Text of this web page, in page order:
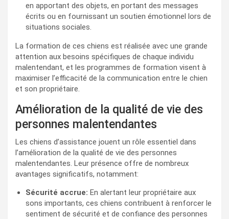
en apportant des objets, en portant des messages
écrits ou en fournissant un soutien émotionnel lors de
situations sociales.
La formation de ces chiens est réalisée avec une grande
attention aux besoins spécifiques de chaque individu
malentendant, et les programmes de formation visent à
maximiser l’efficacité de la communication entre le chien
et son propriétaire.
Amélioration de la qualité de vie des
personnes malentendantes
Les chiens d’assistance jouent un rôle essentiel dans
l’amélioration de la qualité de vie des personnes
malentendantes. Leur présence offre de nombreux
avantages significatifs, notamment:
Sécurité accrue: En alertant leur propriétaire aux
sons importants, ces chiens contribuent à renforcer le
sentiment de sécurité et de confiance des personnes